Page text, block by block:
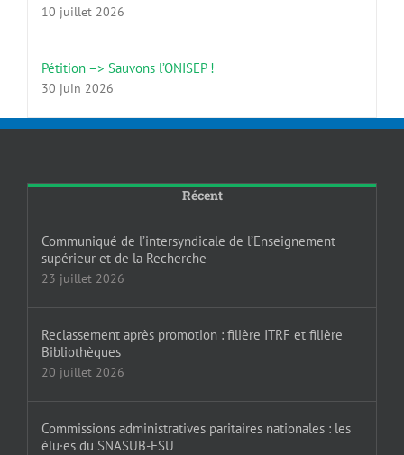
10 juillet 2026
Pétition –> Sauvons l’ONISEP !
30 juin 2026
Récent
Communiqué de l’intersyndicale de l’Enseignement
supérieur et de la Recherche
23 juillet 2026
Reclassement après promotion : filière ITRF et filière
Bibliothèques
20 juillet 2026
Commissions administratives paritaires nationales : les
élu·es du SNASUB-FSU